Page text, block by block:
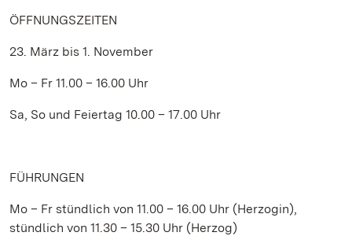
ÖFFNUNGSZEITEN
23. März bis 1. November
Mo – Fr 11.00 – 16.00 Uhr
Sa, So und Feiertag 10.00 – 17.00 Uhr
FÜHRUNGEN
Mo – Fr stündlich von 11.00 – 16.00 Uhr (Herzogin),
stündlich von 11.30 – 15.30 Uhr (Herzog)